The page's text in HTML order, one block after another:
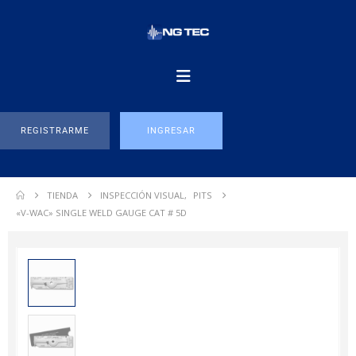
REGISTRARME INGRESAR
TIENDA INSPECCIÓN VISUAL ,
PITS
«V-WAC» SINGLE WELD GAUGE CAT # 5D